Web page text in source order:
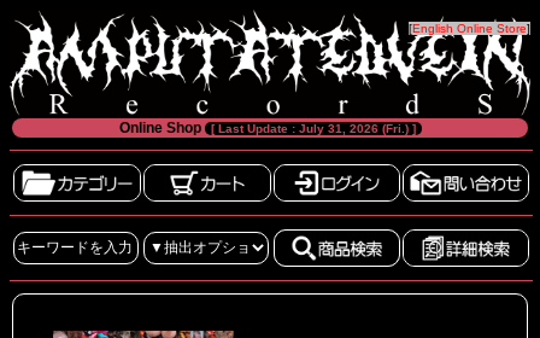
[English Online Store]
Online Shop [ Last Update : July 31, 2026 (Fri.) ]